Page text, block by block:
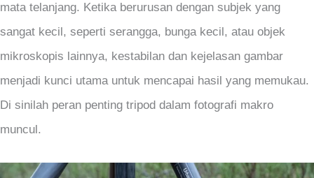
mata telanjang. Ketika berurusan dengan subjek yang
sangat kecil, seperti serangga, bunga kecil, atau objek
mikroskopis lainnya, kestabilan dan kejelasan gambar
menjadi kunci utama untuk mencapai hasil yang memukau.
Di sinilah peran penting tripod dalam fotografi makro
muncul.